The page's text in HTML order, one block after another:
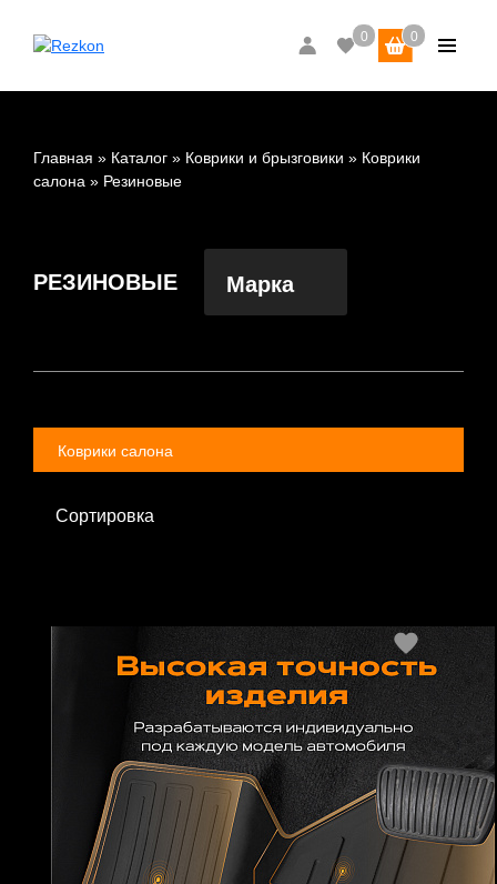
Главная Каталог Коврики и брызговики
Коврики
салона
Резиновые
РЕЗИНОВЫЕ Марка
Коврики салона
Сортировка